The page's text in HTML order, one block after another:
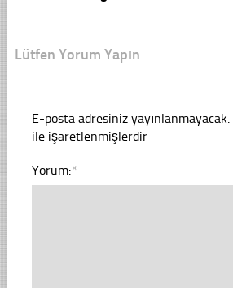
Lütfen Yorum Yapın
E-posta adresiniz yayınlanmayacak.
ile işaretlenmişlerdir
Yorum:*